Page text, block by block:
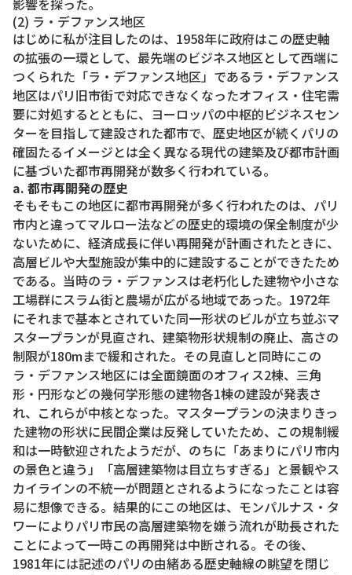
(2) ラ・デファンス地区
はじめに私が注目したのは、1958年に政府はこの歴史軸
の拡張の一環として、最先端のビジネス地区として西端に
つくられた「ラ・デファンス地区」であるラ・デファンス
地区はパリ旧市街で対応できなくなったオフィス・住宅需
要に対処するとともに、ヨーロッパの中枢的ビジネスセン
ターを目指して建設された都市で、歴史地区が続くパリの
確固たるイメージとは全く異なる現代の建築及び都市計画
に基づいた都市再開発が数多く行われている。
a. 都市再開発の歴史
そもそもこの地区に都市再開発が多く行われたのは、パリ
市内と違ってマルロー法などの歴史的環境の保全制度が少
ないために、経済成長に伴い再開発が計画されたときに、
高層ビルや大型施設が集中的に建設することができたため
である。当時のラ・デファンスは老朽化した建物や小さな
工場群にスラム街と農場が広がる地域であった。1972年
にそれまで基本とされていた同一形状のビルが立ち並ぶマ
スタープランが見直され、建築物形状規制の廃止、高さの
制限が180mまで緩和された。その見直しと同時にこの
ラ・デファンス地区には全面鏡面のオフィス2棟、三角
形・円形などの幾何学形態の建物各1棟の建設が発表さ
れ、これらが中核となった。マスタープランの決まりきっ
た建物の形状に民間企業は反発していたため、この規制緩
和は一時歓迎されたようだが、のちに「あまりにパリ市内
の景色と違う」「高層建築物は目立ちすぎる」と景観やス
カイラインの不統一が問題とされるようになったことは容
易に想像できる。結果的にこの地区は、モンパルナス・タ
ワーによりパリ市民の高層建築物を嫌う流れが助長された
ことによって一時この再開発は中断される。その後、
1981年には記述のパリの由緒ある歴史軸線の眺望を閉じ